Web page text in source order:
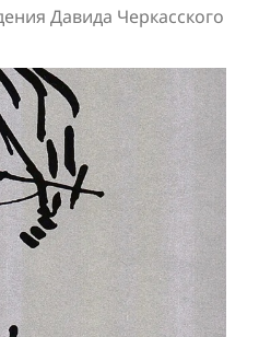
Давида Черкасского